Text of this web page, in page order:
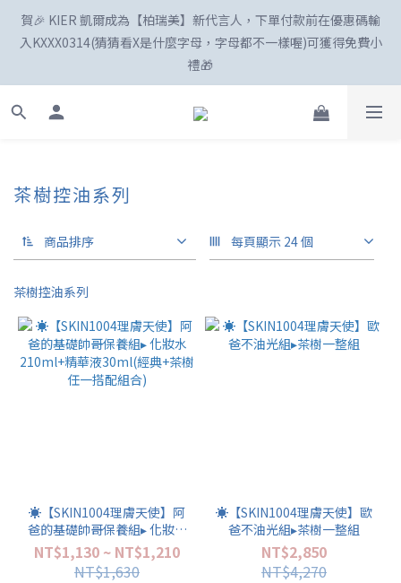
☀️「爸」氣外露！SKIN1004最高77折
賀🎉 KIER 凱爾成為【柏瑞美】新代言人，下單付款前在優惠碼輸
入KXXX0314(猜猜看X是什麼字母，字母都不一樣喔)可獲得免費小
禮🎁
茶樹控油系列
商品排序 每頁顯示 24 個
茶樹控油系列
☀️【SKIN1004理膚天使】阿
爸的基礎帥哥保養組▸ 化妝水
210ml+精華液30ml(經典
+茶樹任一搭配組合)
NT$1,130 ~ NT$1,210
NT$1,630
☀️【SKIN1004理膚天使】歐
爸不油光組▸茶樹一整組
NT$2,850
NT$4,270